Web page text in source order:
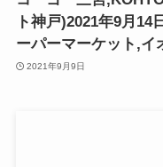
ト神戸)2021年9月
ーパーマーケット,イ
2021年9月9日